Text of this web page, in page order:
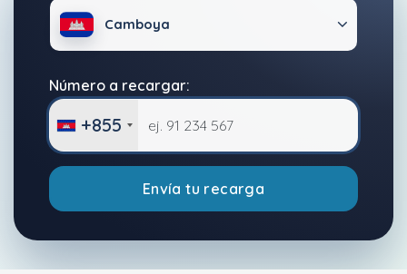
Camboya
Número a recargar:
+855
Envía tu recarga